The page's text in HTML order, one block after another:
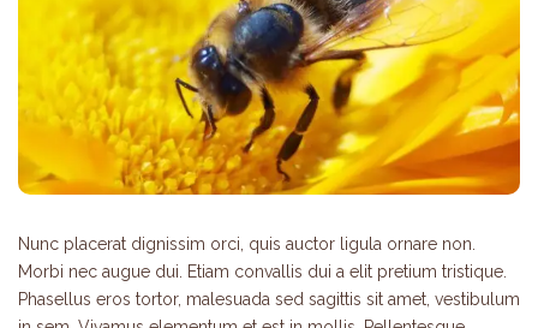
Nunc placerat dignissim orci, quis auctor ligula ornare non.
Morbi nec augue dui. Etiam convallis dui a elit pretium tristique.
Phasellus eros tortor, malesuada sed sagittis sit amet, vestibulum